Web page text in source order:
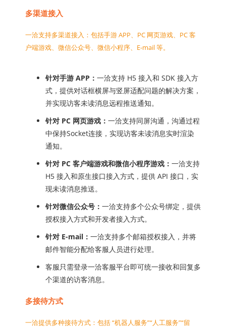
多渠道接入
一洽支持多渠道接入：包括手游 APP、PC 网页游戏、PC 客
户端游戏、微信公众号、微信小程序、E-mail 等。
针对手游 APP： 一洽支持 H5 接入和 SDK 接入方
式，提供对话框横屏与竖屏适配问题的解决方案，
并实现访客未读消息远程推送通知。
针对 PC 网页游戏： 一洽支持同屏沟通，沟通过程
中保持Socket连接，实现访客未读消息实时渲染
通知。
针对 PC 客户端游戏和微信小程序游戏： 一洽支持
H5 接入和原生接口接入方式，提供 API 接口，实
现未读消息推送。
针对微信公众号： 一洽支持多个公众号绑定，提供
授权接入方式和开发者接入方式。
针对 E-mail： 一洽支持多个邮箱授权接入，并将
邮件智能分配给客服人员进行处理。
客服只需登录一洽客服平台即可统一接收和回复多
个渠道的访客消息。
多接待方式
一洽提供多种接待方式：包括 “机器人服务”“人工服务”“留